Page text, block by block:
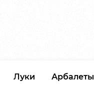
Луки Арбалеты